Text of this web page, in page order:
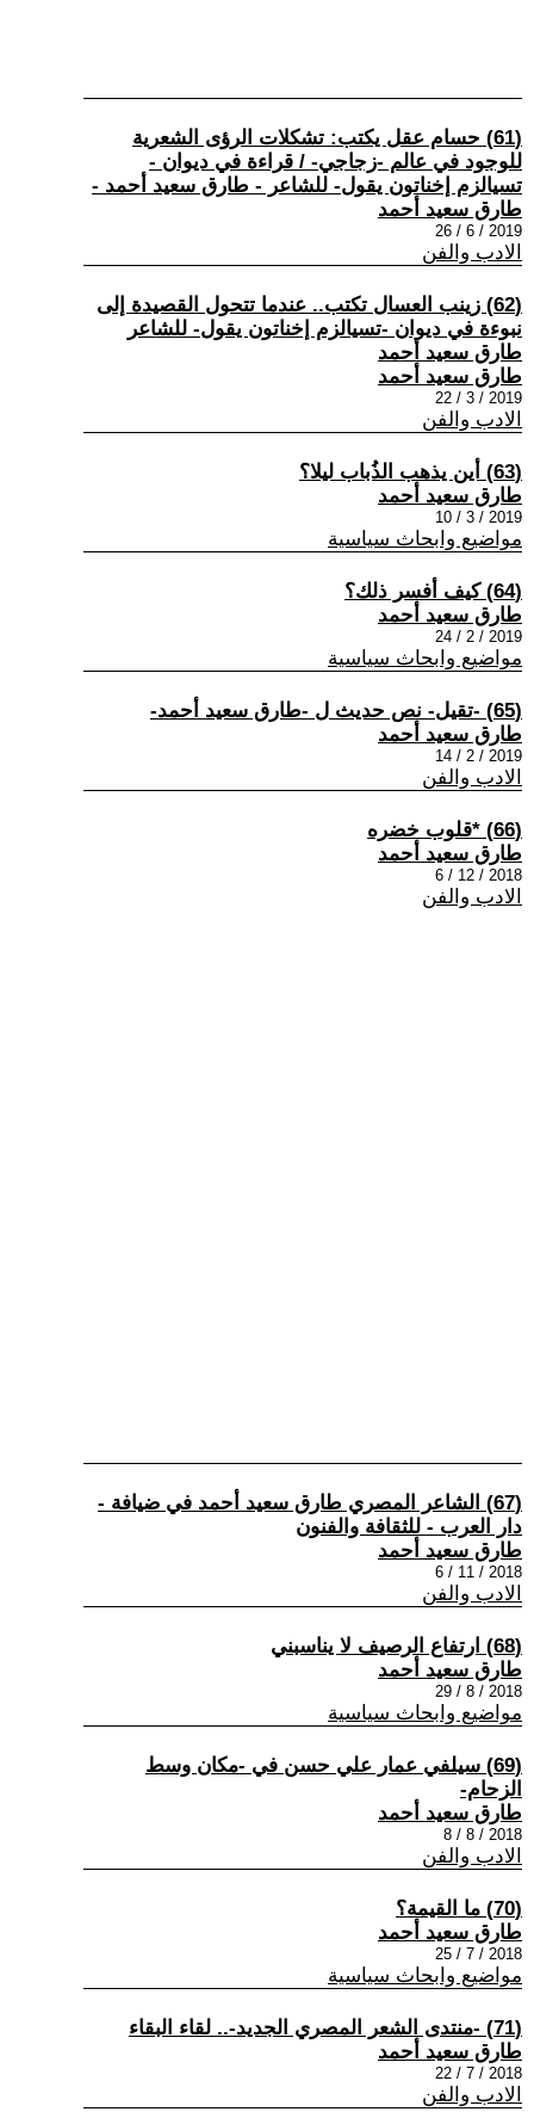
(61) حسام عقل يكتب: تشكلات الرؤى الشعرية
للوجود في عالم -زجاجي- / قراءة في ديوان -
تسيالزم إخناتون يقول- للشاعر - طارق سعيد أحمد -
طارق سعيد أحمد
2019 / 6 / 26
الادب والفن
(62) زينب العسال تكتب.. عندما تتحول القصيدة إلى
نبوءة في ديوان -تسيالزم إخناتون يقول- للشاعر
طارق سعيد أحمد
طارق سعيد أحمد
2019 / 3 / 22
الادب والفن
(63) أين يذهب الذُباب ليلا؟
طارق سعيد أحمد
2019 / 3 / 10
مواضيع وابحاث سياسية
(64) كيف أفسر ذلك؟
طارق سعيد أحمد
2019 / 2 / 24
مواضيع وابحاث سياسية
(65) -تقيل- نص حديث ل -طارق سعيد أحمد-
طارق سعيد أحمد
2019 / 2 / 14
الادب والفن
(66) *قلوب خضره
طارق سعيد أحمد
2018 / 12 / 6
الادب والفن
(67) الشاعر المصري طارق سعيد أحمد في ضيافة -
دار العرب - للثقافة والفنون
طارق سعيد أحمد
2018 / 11 / 6
الادب والفن
(68) ارتفاع الرصيف لا يناسبني
طارق سعيد أحمد
2018 / 8 / 29
مواضيع وابحاث سياسية
(69) سيلفي عمار علي حسن في -مكان وسط
الزحام-
طارق سعيد أحمد
2018 / 8 / 8
الادب والفن
(70) ما القيمة؟
طارق سعيد أحمد
2018 / 7 / 25
مواضيع وابحاث سياسية
(71) -منتدى الشعر المصري الجديد-.. لقاء البقاء
طارق سعيد أحمد
2018 / 7 / 22
الادب والفن